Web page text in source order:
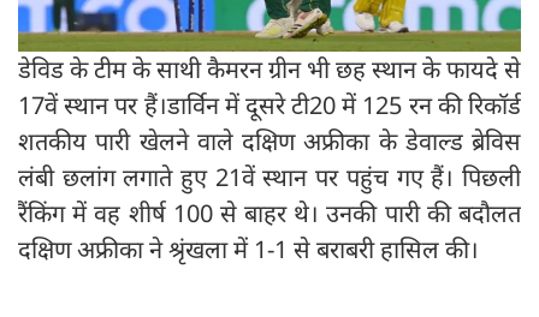
डेविड के टीम के साथी कैमरन ग्रीन भी छह स्थान के फायदे से
17वें स्थान पर हैं।डार्विन में दूसरे टी20 में 125 रन की रिकॉर्ड
शतकीय पारी खेलने वाले दक्षिण अफ्रीका के डेवाल्ड ब्रेविस
लंबी छलांग लगाते हुए 21वें स्थान पर पहुंच गए हैं। पिछली
रैंकिंग में वह शीर्ष 100 से बाहर थे। उनकी पारी की बदौलत
दक्षिण अफ्रीका ने श्रृंखला में 1-1 से बराबरी हासिल की।